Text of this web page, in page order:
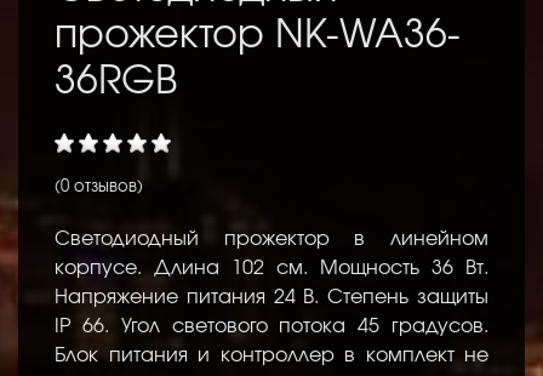
прожектор NK-WA36-
36RGB
(0 отзывов)
Светодиодный прожектор в линейном
корпусе. Длина 102 см. Мощность 36 Вт.
Напряжение питания 24 В. Степень защиты
IP 66. Угол светового потока 45 градусов.
Блок питания и контроллер в комплект не